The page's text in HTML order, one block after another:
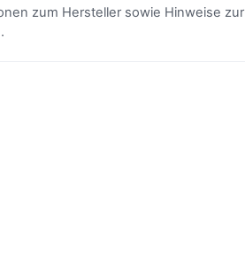
zum Hersteller sowie Hinweise zur